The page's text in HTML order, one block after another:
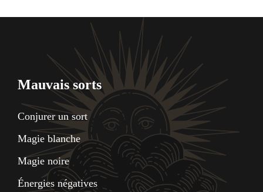
Mauvais sorts
Conjurer un sort
Magie blanche
Magie noire
Énergies négatives